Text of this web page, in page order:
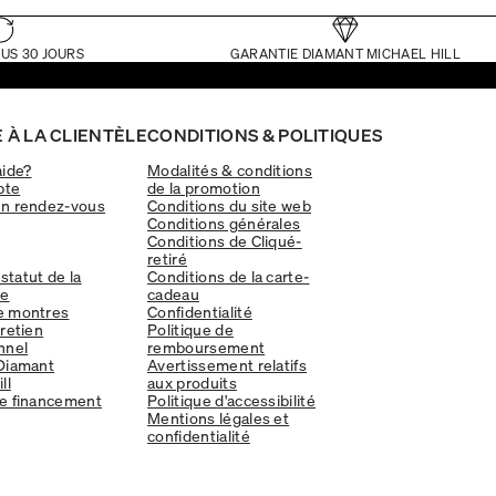
30 JOURS GARANTIE DIAMANT MICHAEL HILL
À LA CLIENTÈLE
rendez-vous
de la
montres
financement
CONDITIONS & POLITIQUES
Modalités & conditions
de la promotion
Conditions du site web
Conditions générales
Conditions de Cliqué-
retiré
Conditions de la carte-
cadeau
Confidentialité
Politique de
remboursement
Avertissement relatifs
aux produits
Politique d'accessibilité
Mentions légales et
confidentialité